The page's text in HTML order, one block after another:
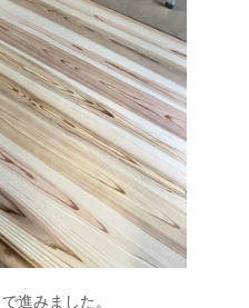
進みました。